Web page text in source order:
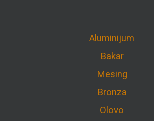
Aluminijum
Bakar
Mesing
Bronza
Olovo